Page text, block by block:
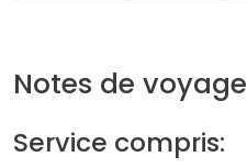
Notes de voyage
Service compris: